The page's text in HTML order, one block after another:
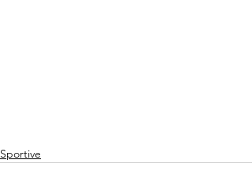
Sportive